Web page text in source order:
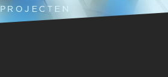
PROJECTEN